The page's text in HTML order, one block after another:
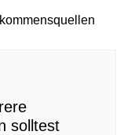
solltest